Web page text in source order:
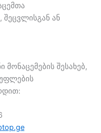
შეცვლისგან ან
მონაცემების შესახებ,